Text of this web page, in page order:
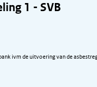
1 - SVB
ivm de uitvoering van de